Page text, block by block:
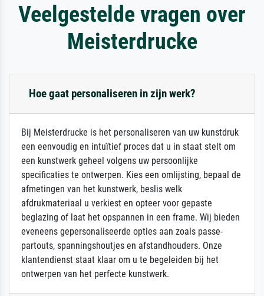
Veelgestelde vragen over
Meisterdrucke
Hoe gaat personaliseren in zijn werk?
Bij Meisterdrucke is het personaliseren van uw kunstdruk
een eenvoudig en intuïtief proces dat u in staat stelt om
een kunstwerk geheel volgens uw persoonlijke
specificaties te ontwerpen. Kies een omlijsting, bepaal de
afmetingen van het kunstwerk, beslis welk
afdrukmateriaal u verkiest en opteer voor gepaste
beglazing of laat het opspannen in een frame. Wij bieden
eveneens gepersonaliseerde opties aan zoals passe-
partouts, spanningshoutjes en afstandhouders. Onze
klantendienst staat klaar om u te begeleiden bij het
ontwerpen van het perfecte kunstwerk.